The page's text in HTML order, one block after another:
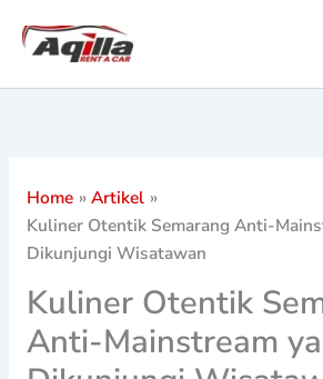
Home
Artikel
Kuliner Otentik Semarang Anti-
Dikunjungi Wisatawan
Kuliner Otentik
Anti-Mainstream